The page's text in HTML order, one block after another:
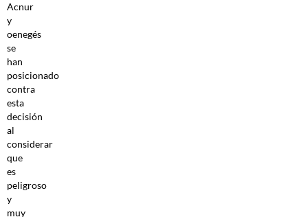
Acnur
y
oenegés
se
han
posicionado
contra
esta
decisión
al
considerar
que
es
peligroso
y
muy